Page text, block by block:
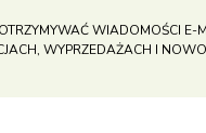
WIADOMOŚCI E-
WYPRZEDAŻACH I